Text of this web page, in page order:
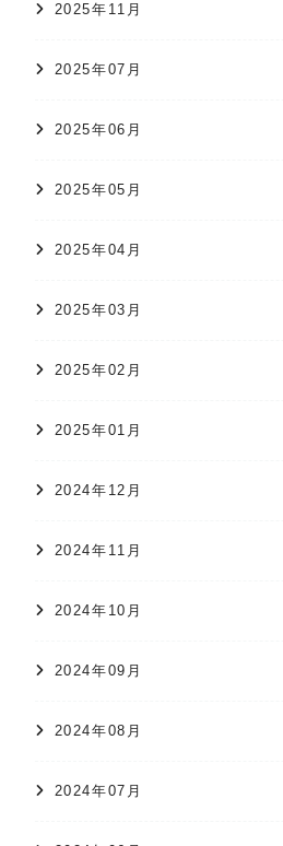
2025年11月
2025年07月
2025年06月
2025年05月
2025年04月
2025年03月
2025年02月
2025年01月
2024年12月
2024年11月
2024年10月
2024年09月
2024年08月
2024年07月